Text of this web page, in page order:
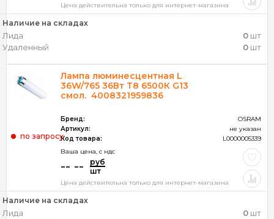
Цена действительна только для интернет-магазина
Наличие на складах
Лида 0 шт
Удаленный
0 шт
Лампа люминесцентная L
36W/765 36Вт T8 6500К G13
смол. 4008321959836
Бренд:
OSRAM
Артикул:
не указан
Код товара:
L0000005339
Ваша цена, c ндс
-- --
руб
шт
по запросу
Цена действительна только для интернет-магазина
Наличие на складах
Лида 0 шт